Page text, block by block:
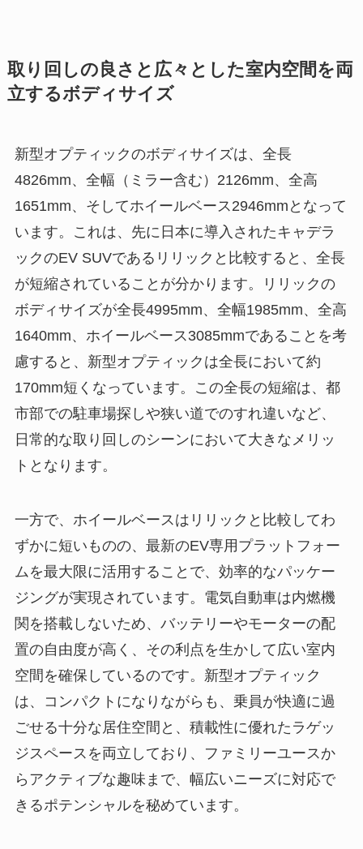
取り回しの良さと広々とした室内空間を両
立するボディサイズ
新型オプティックのボディサイズは、全長
4826mm、全幅（ミラー含む）2126mm、全高
1651mm、そしてホイールベース2946mmとなって
います。これは、先に日本に導入されたキャデラ
ックのEV SUVであるリリックと比較すると、全長
が短縮されていることが分かります。リリックの
ボディサイズが全長4995mm、全幅1985mm、全高
1640mm、ホイールベース3085mmであることを考
慮すると、新型オプティックは全長において約
170mm短くなっています。この全長の短縮は、都
市部での駐車場探しや狭い道でのすれ違いなど、
日常的な取り回しのシーンにおいて大きなメリッ
トとなります。
一方で、ホイールベースはリリックと比較してわ
ずかに短いものの、最新のEV専用プラットフォー
ムを最大限に活用することで、効率的なパッケー
ジングが実現されています。電気自動車は内燃機
関を搭載しないため、バッテリーやモーターの配
置の自由度が高く、その利点を生かして広い室内
空間を確保しているのです。新型オプティック
は、コンパクトになりながらも、乗員が快適に過
ごせる十分な居住空間と、積載性に優れたラゲッ
ジスペースを両立しており、ファミリーユースか
らアクティブな趣味まで、幅広いニーズに対応で
きるポテンシャルを秘めています。